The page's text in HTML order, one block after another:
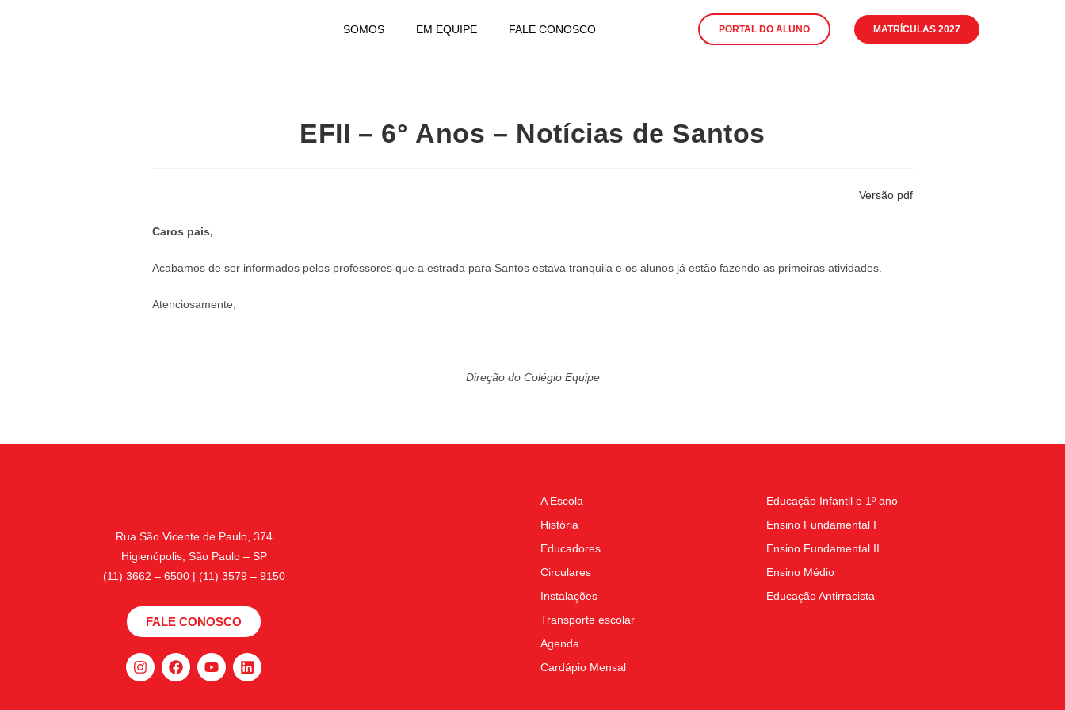
SOMOS EM EQUIPE FALE CONOSCO PORTAL DO ALUNO MATRÍCULAS 2027
EFII – 6° Anos – Notícias de Santos
Versão pdf
Caros pais,
Acabamos de ser informados pelos professores que a estrada para Santos estava tranquila e os alunos já estão fazendo as primeiras atividades.
Atenciosamente,
Direção do Colégio Equipe
Rua São Vicente de Paulo, 374
Higienópolis, São Paulo – SP
(11) 3662 – 6500 | (11) 3579 – 9150
FALE CONOSCO
A Escola
História
Educadores
Circulares
Instalações
Transporte escolar
Agenda
Cardápio Mensal
Educação Infantil e 1º ano
Ensino Fundamental I
Ensino Fundamental II
Ensino Médio
Educação Antirracista